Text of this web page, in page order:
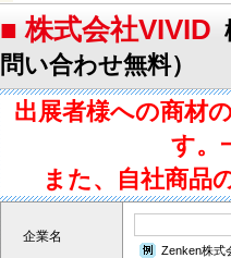
■ 株式会社VIVID
問い合わせ無料）
出展者様への商材
す。
また、自社商品
企業名
Zenken株式